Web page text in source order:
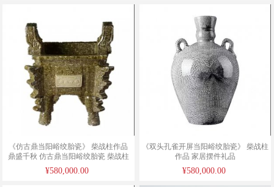
《仿古鼎当阳峪绞胎瓷》 柴战柱作品
鼎盛千秋 仿古鼎当阳峪绞胎瓷 柴战柱
作品 家居摆件礼品 家居摆件礼品
¥580,000.00
《双头孔雀开屏当阳峪绞胎瓷》 柴战柱
作品 家居摆件礼品
¥580,000.00